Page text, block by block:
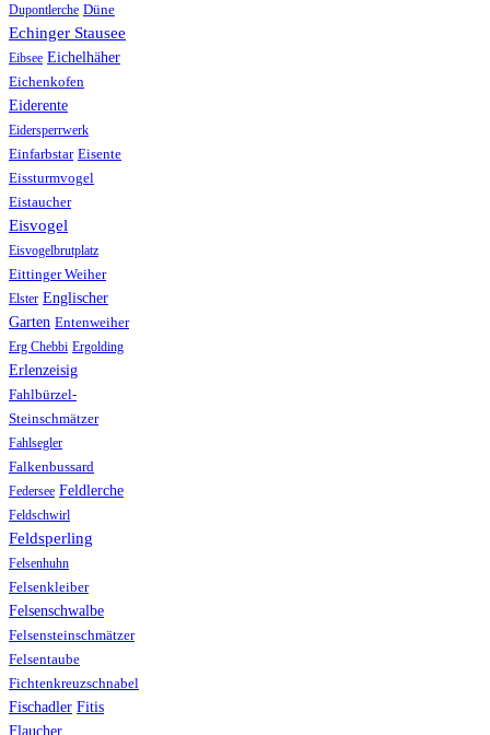
Dupontlerche Düne
Echinger Stausee
Eibsee Eichelhäher
Eichenkofen
Eiderente
Eidersperrwerk
Einfarbstar Eisente
Eissturmvogel
Eistaucher
Eisvogel
Eisvogelbrutplatz
Eittinger Weiher
Elster Englischer
Garten Entenweiher
Erg Chebbi Ergolding
Erlenzeisig
Fahlbürzel-
Steinschmätzer
Fahlsegler
Falkenbussard
Federsee Feldlerche
Feldschwirl
Feldsperling
Felsenhuhn
Felsenkleiber
Felsenschwalbe
Felsensteinschmätzer
Felsentaube
Fichtenkreuzschnabel
Fischadler Fitis
Flaucher